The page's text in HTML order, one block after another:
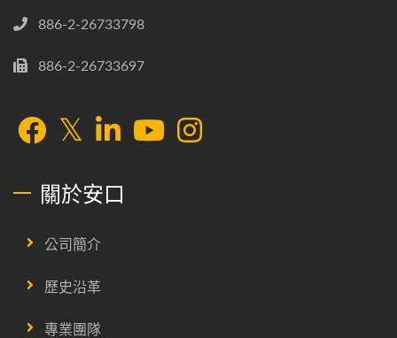
886-2-26733798
886-2-26733697
關於安口
公司簡介
歷史沿革
專業團隊